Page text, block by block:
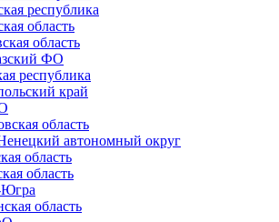
республика
область
область
ФО
республика
край
область
автономный округ
область
область
область